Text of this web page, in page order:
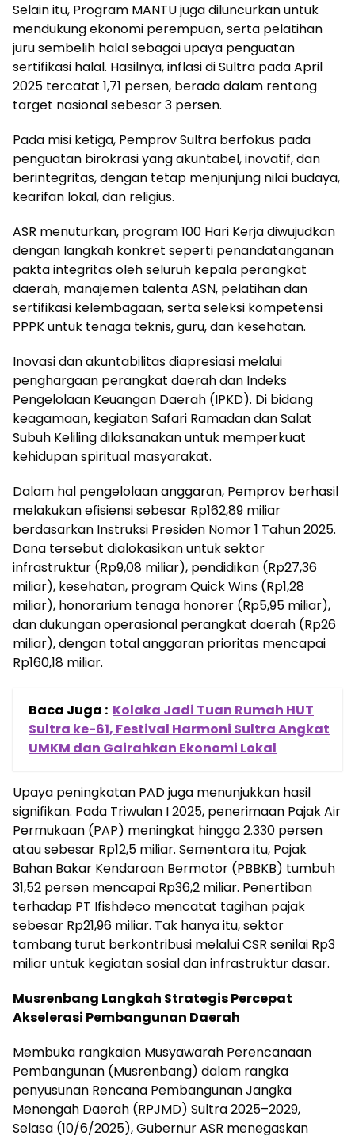
Selain itu, Program MANTU juga diluncurkan untuk
mendukung ekonomi perempuan, serta pelatihan
juru sembelih halal sebagai upaya penguatan
sertifikasi halal. Hasilnya, inflasi di Sultra pada April
2025 tercatat 1,71 persen, berada dalam rentang
target nasional sebesar 3 persen.
Pada misi ketiga, Pemprov Sultra berfokus pada
penguatan birokrasi yang akuntabel, inovatif, dan
berintegritas, dengan tetap menjunjung nilai budaya,
kearifan lokal, dan religius.
ASR menuturkan, program 100 Hari Kerja diwujudkan
dengan langkah konkret seperti penandatanganan
pakta integritas oleh seluruh kepala perangkat
daerah, manajemen talenta ASN, pelatihan dan
sertifikasi kelembagaan, serta seleksi kompetensi
PPPK untuk tenaga teknis, guru, dan kesehatan.
Inovasi dan akuntabilitas diapresiasi melalui
penghargaan perangkat daerah dan Indeks
Pengelolaan Keuangan Daerah (IPKD). Di bidang
keagamaan, kegiatan Safari Ramadan dan Salat
Subuh Keliling dilaksanakan untuk memperkuat
kehidupan spiritual masyarakat.
Dalam hal pengelolaan anggaran, Pemprov berhasil
melakukan efisiensi sebesar Rp162,89 miliar
berdasarkan Instruksi Presiden Nomor 1 Tahun 2025.
Dana tersebut dialokasikan untuk sektor
infrastruktur (Rp9,08 miliar), pendidikan (Rp27,36
miliar), kesehatan, program Quick Wins (Rp1,28
miliar), honorarium tenaga honorer (Rp5,95 miliar),
dan dukungan operasional perangkat daerah (Rp26
miliar), dengan total anggaran prioritas mencapai
Rp160,18 miliar.
Baca Juga : Kolaka Jadi Tuan Rumah HUT
Sultra ke-61, Festival Harmoni Sultra Angkat
UMKM dan Gairahkan Ekonomi Lokal
Upaya peningkatan PAD juga menunjukkan hasil
signifikan. Pada Triwulan I 2025, penerimaan Pajak Air
Permukaan (PAP) meningkat hingga 2.330 persen
atau sebesar Rp12,5 miliar. Sementara itu, Pajak
Bahan Bakar Kendaraan Bermotor (PBBKB) tumbuh
31,52 persen mencapai Rp36,2 miliar. Penertiban
terhadap PT Ifishdeco mencatat tagihan pajak
sebesar Rp21,96 miliar. Tak hanya itu, sektor
tambang turut berkontribusi melalui CSR senilai Rp3
miliar untuk kegiatan sosial dan infrastruktur dasar.
Musrenbang Langkah Strategis Percepat
Akselerasi Pembangunan Daerah
Membuka rangkaian Musyawarah Perencanaan
Pembangunan (Musrenbang) dalam rangka
penyusunan Rencana Pembangunan Jangka
Menengah Daerah (RPJMD) Sultra 2025–2029,
Selasa (10/6/2025), Gubernur ASR menegaskan